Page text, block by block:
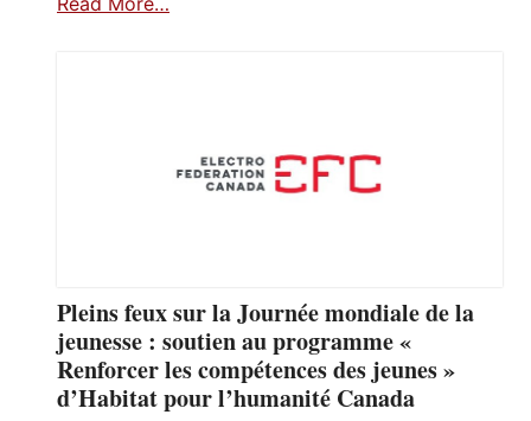
Pleins feux sur la Journée mondiale de la
jeunesse : soutien au programme «
Renforcer les compétences des jeunes »
d’Habitat pour l’humanité Canada